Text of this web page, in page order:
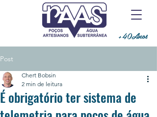
+40Anos
Post
É obrigatório ter sistema de
Chert Bobsin
2 min de leitura